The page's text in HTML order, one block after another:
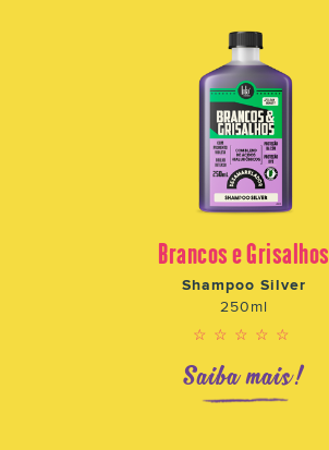
Brancos e Grisalhos
Shampoo Silver
250ml
☆☆☆☆☆
Saiba mais!